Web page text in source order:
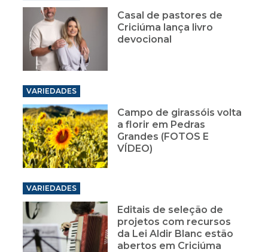
Casal de pastores de
Criciúma lança livro
devocional
VARIEDADES
Campo de girassóis volta
a florir em Pedras
Grandes (FOTOS E
VÍDEO)
VARIEDADES
Editais de seleção de
projetos com recursos
da Lei Aldir Blanc estão
abertos em Criciúma